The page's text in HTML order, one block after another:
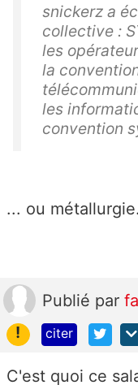
snickerz a
collective :
les
la
les
convention
... ou métallurgie.
Publié par
!
citer
C'est quoi ce